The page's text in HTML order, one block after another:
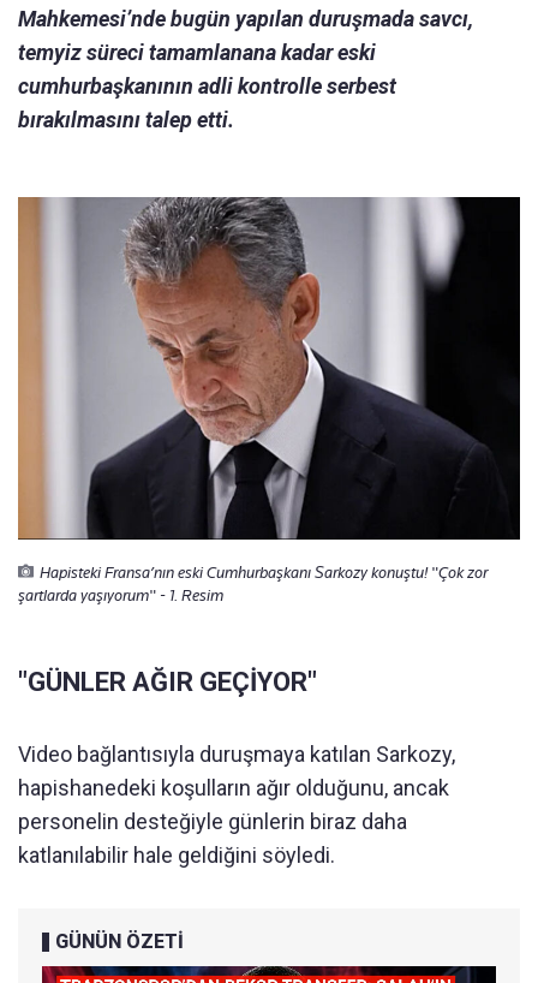
Mahkemesi’nde bugün yapılan duruşmada savcı,
temyiz süreci tamamlanana kadar eski
cumhurbaşkanının adli kontrolle serbest
bırakılmasını talep etti.
Hapisteki Fransa’nın eski Cumhurbaşkanı Sarkozy konuştu! "Çok zor
şartlarda yaşıyorum" - 1. Resim
"GÜNLER AĞIR GEÇİYOR"
Video bağlantısıyla duruşmaya katılan Sarkozy,
hapishanedeki koşulların ağır olduğunu, ancak
personelin desteğiyle günlerin biraz daha
katlanılabilir hale geldiğini söyledi.
GÜNÜN ÖZETİ